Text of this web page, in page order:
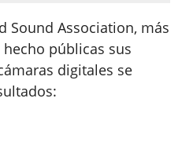
Sound Association, más
hecho públicas sus
digitales se